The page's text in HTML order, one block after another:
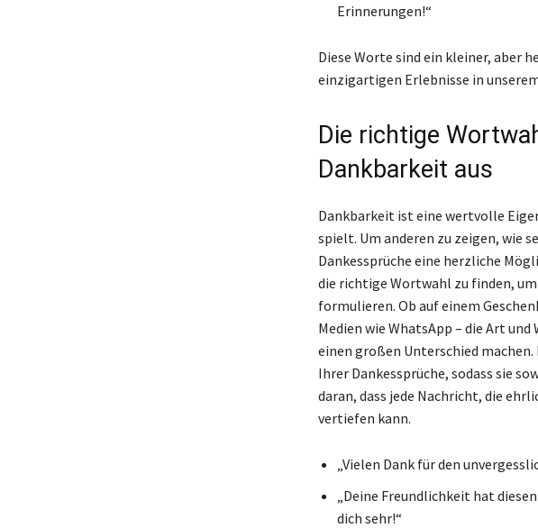
Erinnerungen!“
Diese Worte sind ein kleiner, aber
einzigartigen Erlebnisse in
Die richtige
Dankbarkeit aus
Dankbarkeit ist eine wertvolle
spielt. Um anderen zu zeigen, wie
Dankessprüche eine herzliche
die richtige Wortwahl zu finden,
formulieren. Ob auf einem
Medien wie WhatsApp – die Art
einen großen Unterschied
Ihrer Dankessprüche, sodass sie
daran, dass jede Nachricht, die
vertiefen kann.
„Vielen Dank für den
„Deine Freundlichkeit hat
dich sehr!“